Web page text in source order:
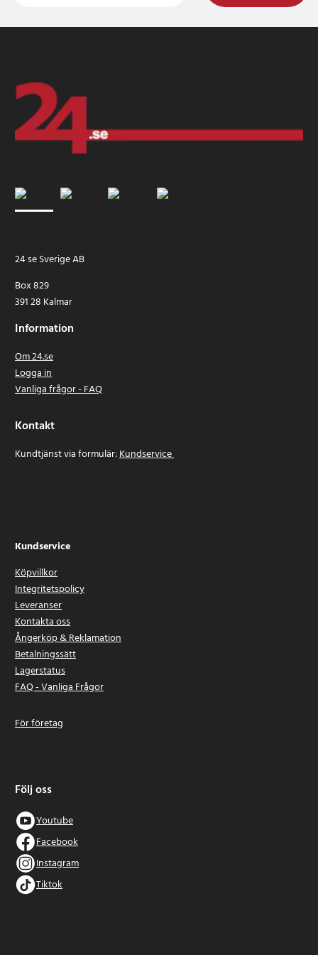
terränglöpning, kabaddi, stepper, trappklättring, coreträning,
mage, funktionell träning, burpees, rygg, underkropp, magmuskler,
HIIT, inomhuspromenader, inomhuslöpning, tyngdlyftning,
squaredance, magdans, balett, Zumba, latinamerikansk dans,
streetdance, folkdans, jazzdans, boxning, brottning, kampsport, tai
chi, Muay Thai, judo, taekwondo, karate, kickboxning, fäktning,
bowling, skridskoåkning, curling, andra vintersporter,
snöskoteråkning, ishockey, bob, pulkaåkning, skidåkning, bågskytte,
Artikelnummer
24 se Sverige AB
Box 829
391 28 Kalmar
Information
Om 24.se
Logga in
Vanliga frågor - FAQ
Kontakt
Kundtjänst via formulär:Kundservice
Kundservice
Köpvillkor
Integritetspolicy
Leveranser
Kontakta oss
Ångerköp & Reklamation
Betalningssätt
Lagerstatus
FAQ - Vanliga Frågor
För företag
Följ oss
Youtube
Facebook
Instagram
Tiktok